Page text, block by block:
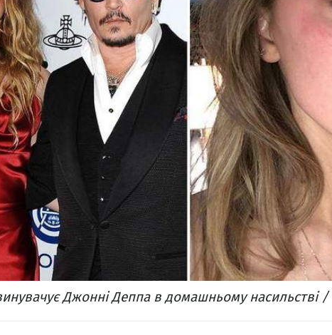
Джонні Деппа в домашньому насильстві